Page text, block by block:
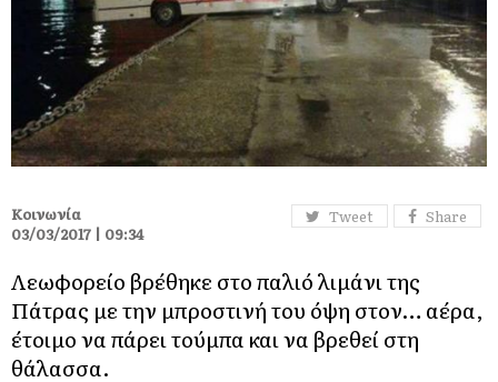
Tweet Share
Κοινωνία
03/03/2017 | 09:34
Λεωφορείο βρέθηκε στο παλιό λιμάνι της
Πάτρας με την μπροστινή του όψη στον… αέρα,
έτοιμο να πάρει τούμπα και να βρεθεί στη
θάλασσα.